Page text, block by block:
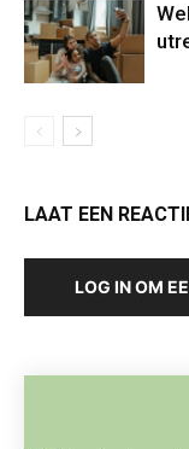
LAAT EEN
LOG IN OM